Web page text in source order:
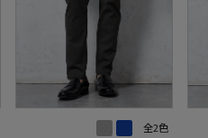
全2色